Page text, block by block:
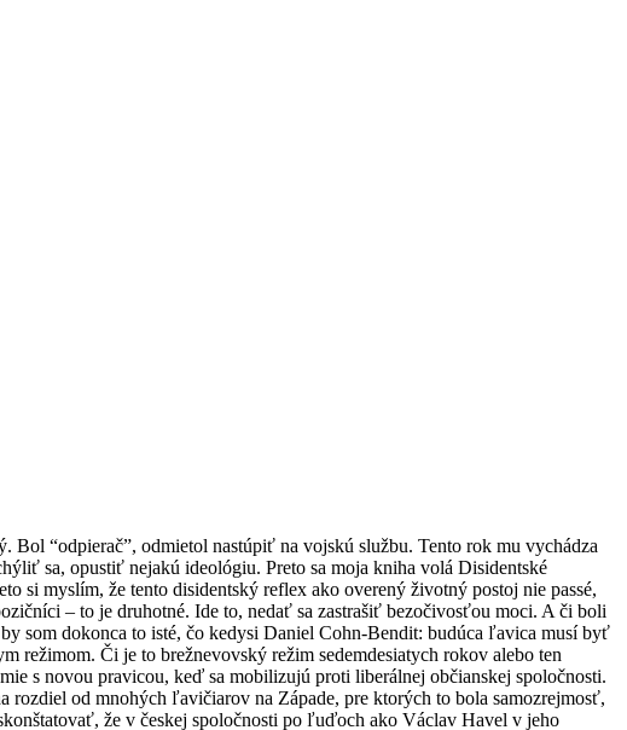
“odpierač”, odmietol nastúpiť na vojskú službu. Tento rok mu vychádza
sa, opustiť nejakú ideológiu. Preto sa moja kniha volá Disidentské
si myslím, že tento disidentský reflex ako overený životný postoj nie passé,
– to je druhotné. Ide to, nedať sa zastrašiť bezočivosťou moci. A či boli
som dokonca to isté, čo kedysi Daniel Cohn-Bendit: budúca ľavica musí byť
režimom. Či je to brežnevovský režim sedemdesiatych rokov alebo ten
s novou pravicou, keď sa mobilizujú proti liberálnej občianskej spoločnosti.
od mnohých ľavičiarov na Západe, pre ktorých to bola samozrejmosť,
že v českej spoločnosti po ľuďoch ako Václav Havel v jeho